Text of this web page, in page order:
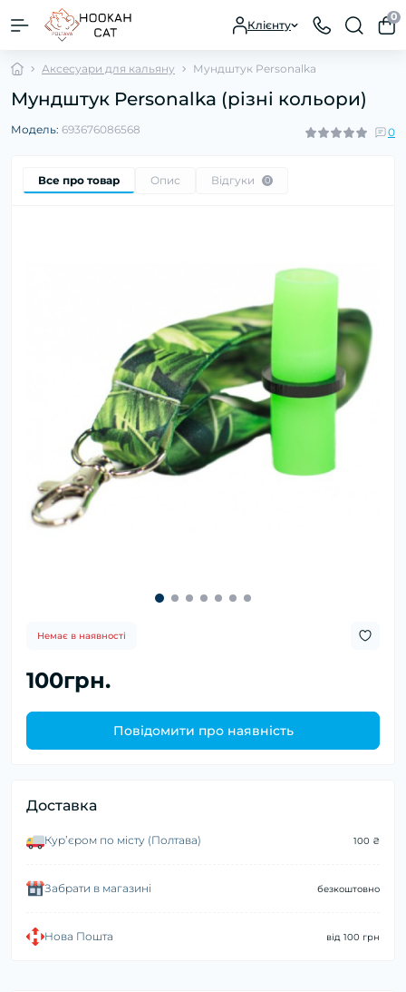
Клієнту
0
Аксесуари для кальяну Мундштук Personalka
Мундштук Personalka (різні кольори)
Модель: 693676086568 0
Все про товар Опис Відгуки 0
Немає в наявності
100грн.
Повідомити про наявність
Доставка
Курʼєром по місту (Полтава) 100 ₴
Забрати в магазині безкоштовно
Нова Пошта від 100 грн